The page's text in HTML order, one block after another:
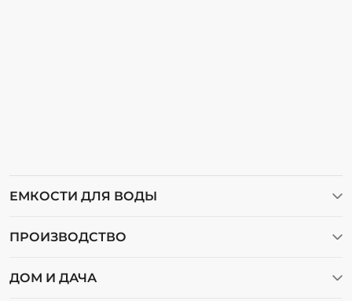
ЕМКОСТИ ДЛЯ ВОДЫ
Емкости для воды
ПРОИЗВОДСТВО
ДОМ И ДАЧА